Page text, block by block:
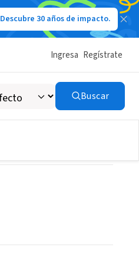
Descubre 30 años de impacto.
Ingresa Regístrate
Buscar